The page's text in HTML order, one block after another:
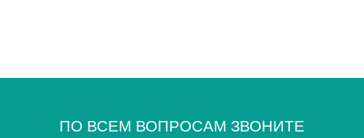
ПО ВСЕМ ВОПРОСАМ ЗВОНИТЕ